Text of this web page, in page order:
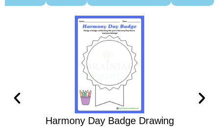
Harmony Day Badge Drawing